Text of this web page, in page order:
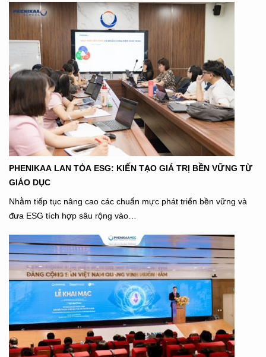
PHENIKAA LAN TỎA ESG: KIẾN TẠO GIÁ TRỊ BỀN VỮNG TỪ
GIÁO DỤC
Nhằm tiếp tục nâng cao các chuẩn mực phát triển bền vững và
đưa ESG tích hợp sâu rộng vào…